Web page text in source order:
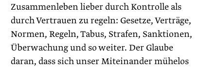
Zusammenleben lieber durch Kontrolle als
durch Vertrauen zu regeln: Gesetze, Verträge,
Normen, Regeln, Tabus, Strafen, Sanktionen,
Überwachung und so weiter. Der Glaube
daran, dass sich unser Miteinander mühelos